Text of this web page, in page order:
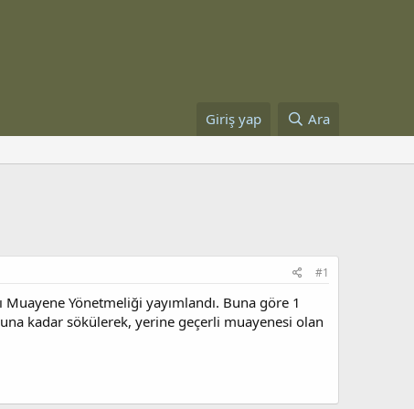
Giriş yap Ara
#1
Muayene Yönetmeliği yayımlandı. Buna göre 1
kadar sökülerek, yerine geçerli muayenesi olan